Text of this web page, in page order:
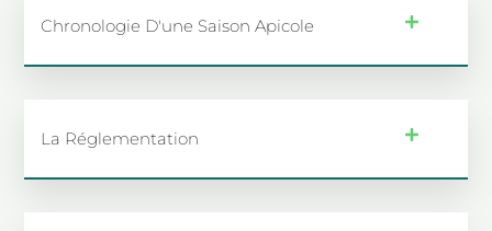
Chronologie D'une Saison Apicole
La Réglementation